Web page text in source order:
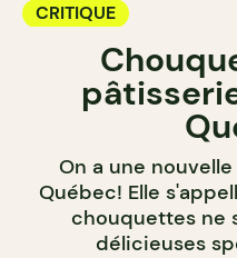
CRITIQUE
On a une
Québec! Elle
chouquettes ne
délicieuses